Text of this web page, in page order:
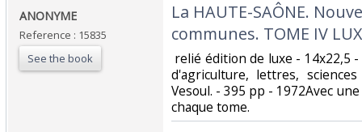
‎ANONYME‎
Reference : 15835
See the book
‎La HAUTE-SAÔNE.
communes. TOME IV
relié édition de luxe - 14x22,5
d'agriculture, lettres,
Vesoul. - 395 pp - 1972Avec
chaque tome. ‎